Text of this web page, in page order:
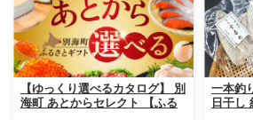
【ゆっくり選べるカタログ】 別
海町 あとからセレクト 【ふる
一本釣
日干し